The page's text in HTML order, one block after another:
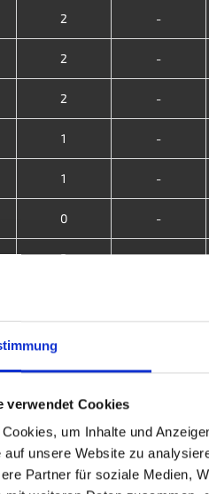
verwendet Cookies
um Inhalte und
auf unsere Website zu
Partner für soziale Medien,
2 -
2 -
2 -
1 -
1 -
0 -
2 -
0 -
0 -